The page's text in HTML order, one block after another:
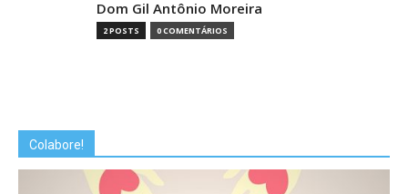
Dom Gil Antônio Moreira
2 POSTS 0 COMENTÁRIOS
Colabore!